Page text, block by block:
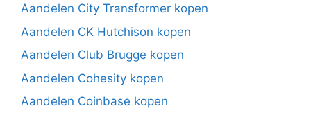
Aandelen City Transformer kopen
Aandelen CK Hutchison kopen
Aandelen Club Brugge kopen
Aandelen Cohesity kopen
Aandelen Coinbase kopen